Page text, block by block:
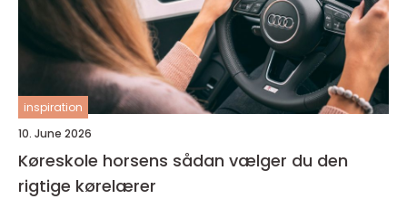
inspiration
10. June 2026
Køreskole horsens sådan vælger du den
rigtige kørelærer